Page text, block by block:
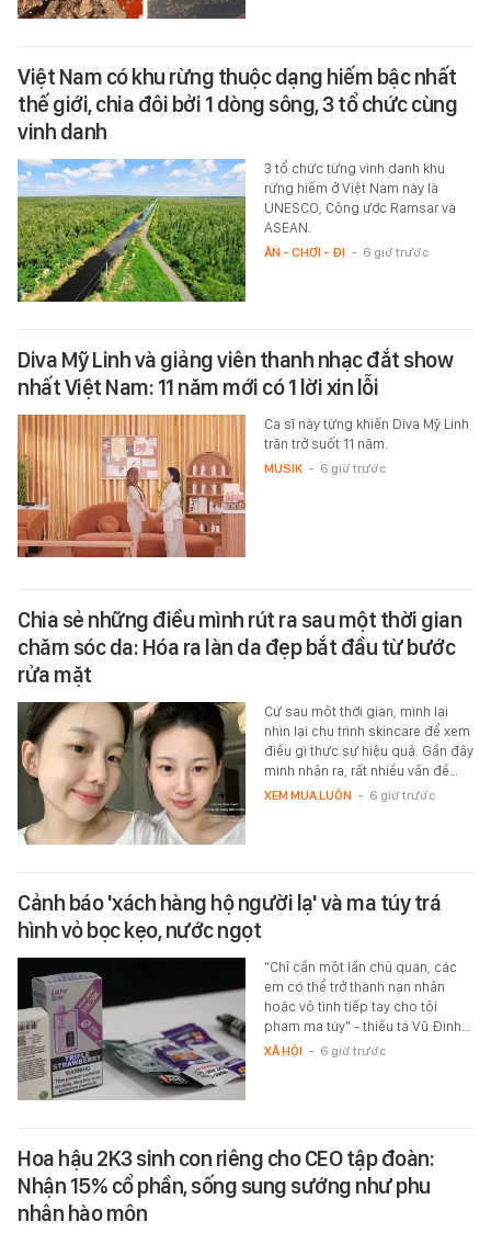
Việt Nam có khu rừng thuộc dạng hiếm bậc nhất
thế giới, chia đôi bởi 1 dòng sông, 3 tổ chức cùng
vinh danh
3 tổ chức từng vinh danh khu
rừng hiếm ở Việt Nam này là
UNESCO, Công ước Ramsar và
ASEAN.
ĂN - CHƠI - ĐI - 6 giờ trước
Diva Mỹ Linh và giảng viên thanh nhạc đắt show
nhất Việt Nam: 11 năm mới có 1 lời xin lỗi
Ca sĩ này từng khiến Diva Mỹ Linh
trăn trở suốt 11 năm.
MUSIK - 6 giờ trước
Chia sẻ những điều mình rút ra sau một thời gian
chăm sóc da: Hóa ra làn da đẹp bắt đầu từ bước
rửa mặt
Cứ sau một thời gian, mình lại
nhìn lại chu trình skincare để xem
điều gì thực sự hiệu quả. Gần đây
mình nhận ra, rất nhiều vấn đề…
XEM MUA LUÔN - 6 giờ trước
Cảnh báo 'xách hàng hộ người lạ' và ma túy trá
hình vỏ bọc kẹo, nước ngọt
"Chỉ cần một lần chủ quan, các
em có thể trở thành nạn nhân
hoặc vô tình tiếp tay cho tội
phạm ma túy" - thiếu tá Vũ Đình…
XÃ HỘI - 6 giờ trước
Hoa hậu 2K3 sinh con riêng cho CEO tập đoàn:
Nhận 15% cổ phần, sống sung sướng như phu
nhân hào môn